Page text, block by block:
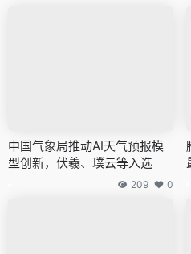
中国气象局推动AI天气预报模
型创新，伏羲、璞云等入选
209 0